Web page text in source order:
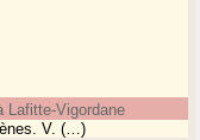
Lafitte-Vigordane
V. (…)